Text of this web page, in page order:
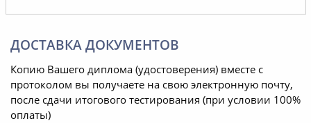
ДОСТАВКА ДОКУМЕНТОВ
Копию Вашего диплома (удостоверения) вместе с
протоколом вы получаете на свою электронную почту,
после сдачи итогового тестирования (при условии 100%
оплаты)